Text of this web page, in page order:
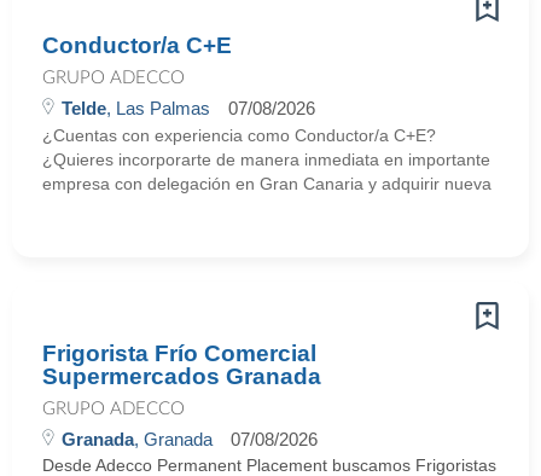
Conductor/a C+E
GRUPO ADECCO
Telde, Las Palmas 07/08/2026
¿Cuentas con experiencia como Conductor/a C+E?
¿Quieres incorporarte de manera inmediata en importante
empresa con delegación en Gran Canaria y adquirir nueva
Frigorista Frío Comercial
Supermercados Granada
GRUPO ADECCO
Granada, Granada 07/08/2026
Desde Adecco Permanent Placement buscamos Frigoristas